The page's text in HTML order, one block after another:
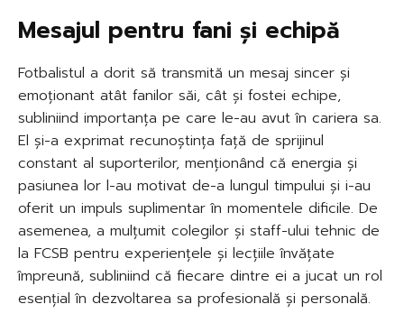
Mesajul pentru fani și echipă
Fotbalistul a dorit să transmită un mesaj sincer și
emoționant atât fanilor săi, cât și fostei echipe,
subliniind importanța pe care le-au avut în cariera sa.
El și-a exprimat recunoștința față de sprijinul
constant al suporterilor, menționând că energia și
pasiunea lor l-au motivat de-a lungul timpului și i-au
oferit un impuls suplimentar în momentele dificile. De
asemenea, a mulțumit colegilor și staff-ului tehnic de
la FCSB pentru experiențele și lecțiile învățate
împreună, subliniind că fiecare dintre ei a jucat un rol
esențial în dezvoltarea sa profesională și personală.